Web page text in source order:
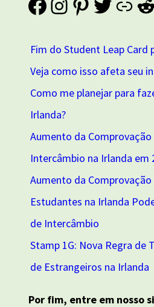
Fim do Student Leap Card
Veja como isso afeta seu
Como me planejar para
Irlanda?
Aumento da Comprovação
Intercâmbio na Irlanda em
Aumento da Comprovação
Estudantes na Irlanda
de Intercâmbio
Stamp 1G: Nova Regra de
de Estrangeiros na Irlanda
Por fim, entre em nosso